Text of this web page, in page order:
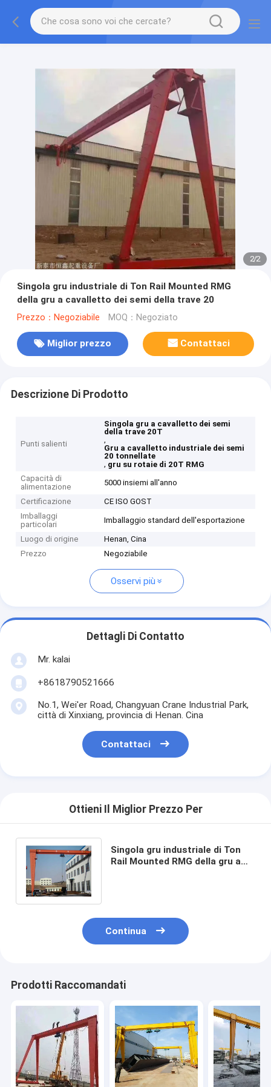
gtag('config', 'G-QWE9HWC3PF', {cookie_flags:
"SameSite=None;Secure"});
2/2
Singola gru industriale di Ton Rail Mounted RMG
della gru a cavalletto dei semi della trave 20
Prezzo：Negoziabile MOQ：Negoziato
Miglior prezzo Contattaci
Descrizione Di Prodotto
Punti salienti
Singola gru a cavalletto dei semi
della trave 20T
,
Gru a cavalletto industriale dei semi
20 tonnellate
, gru su rotaie di 20T RMG
Capacità di
alimentazione
5000 insiemi all'anno
Certificazione
CE ISO GOST
Imballaggi
particolari
Imballaggio standard dell'esportazione
Luogo di origine
Henan, Cina
Prezzo
Negoziabile
Osservi più
Dettagli Di Contatto
Mr. kalai
+8618790521666
No.1, Wei'er Road, Changyuan Crane Industrial Park,
città di Xinxiang, provincia di Henan. Cina
Contattaci
Ottieni Il Miglior Prezzo Per
Singola gru industriale di Ton
Rail Mounted RMG della gru a
Continua
Prodotti Raccomandati